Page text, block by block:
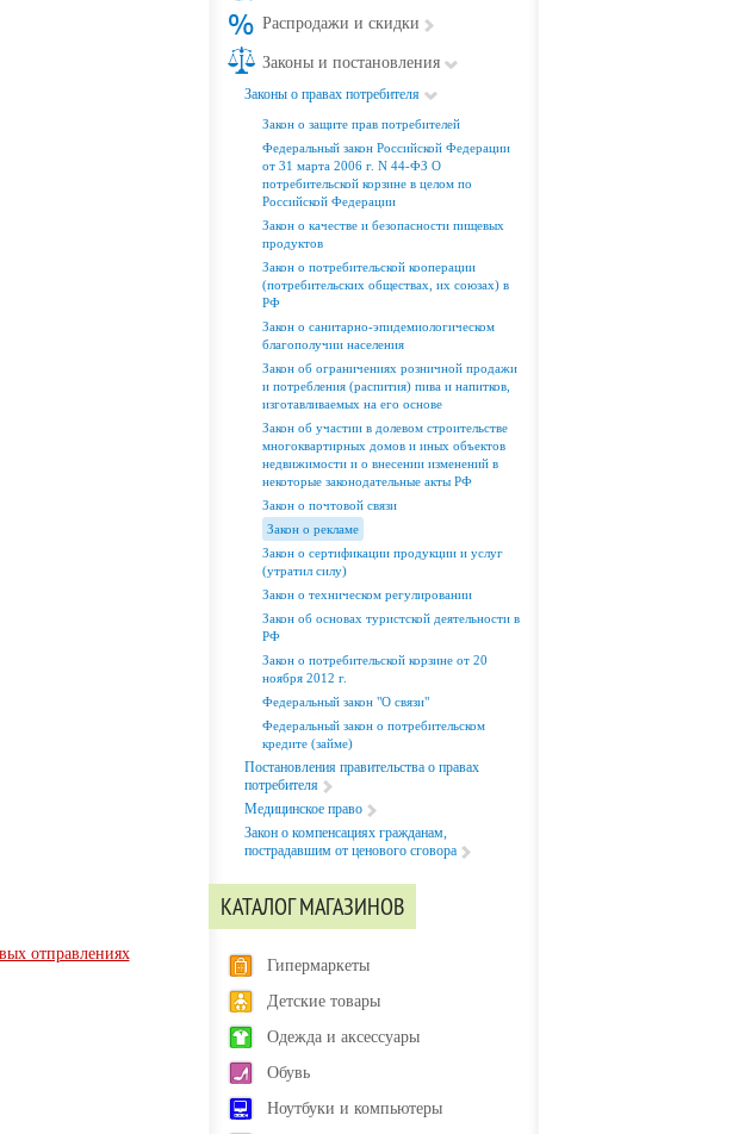
отправлениях
Распродажи и скидки
Законы и постановления
Законы о правах потребителя
Закон о защите прав потребителей
Федеральный закон Российской Федерации
от 31 марта 2006 г. N 44-ФЗ О
потребительской корзине в целом по
Российской Федерации
Закон о качестве и безопасности пищевых
продуктов
Закон о потребительской кооперации
(потребительских обществах, их союзах) в
РФ
Закон о санитарно-эпидемиологическом
благополучии населения
Закон об ограничениях розничной продажи
и потребления (распития) пива и напитков,
изготавливаемых на его основе
Закон об участии в долевом строительстве
многоквартирных домов и иных объектов
недвижимости и о внесении изменений в
некоторые законодательные акты РФ
Закон о почтовой связи
Закон о рекламе
Закон о сертификации продукции и услуг
(утратил силу)
Закон о техническом регулировании
Закон об основах туристской деятельности в
РФ
Закон о потребительской корзине от 20
ноября 2012 г.
Федеральный закон "О связи"
Федеральный закон о потребительском
кредите (займе)
Постановления правительства о правах
потребителя
Медицинское право
Закон о компенсациях гражданам,
пострадавшим от ценового сговора
КАТАЛОГ МАГАЗИНОВ
Гипермаркеты
Детские товары
Одежда и аксессуары
Обувь
Ноутбуки и компьютеры